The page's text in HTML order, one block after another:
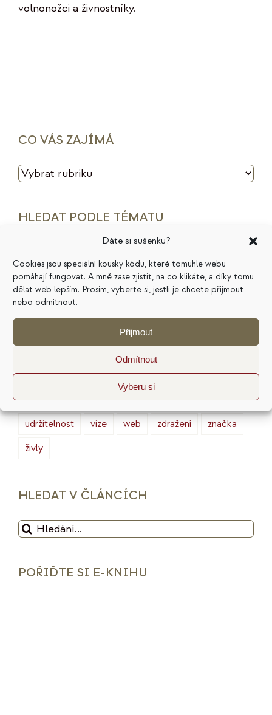
Dáte si sušenku?
Cookies jsou speciální kousky kódu, které tomuhle webu
pomáhají fungovat. A mně zase zjistit, na co klikáte, a díky tomu
dělat web lepším. Prosím, vyberte si, jestli je chcete přijmout
nebo odmítnout.
Přijmout
Odmítnout
Vyberu si
volnonožci a živnostníky.
CO VÁS ZAJÍMÁ
CO
HLEDAT PODLE TÉMATU
finance
HSP ideální zákazník
introjekty
intuice
konkurence
masterminding
produktivita
psychologie reputace
rituály
služby
sociální sítě strategie
tarot
udržitelnost
vize web zdražení
značka
živly
HLEDAT V ČLÁNCÍCH
Hledat:
POŘIĎTE SI E-KNIHU